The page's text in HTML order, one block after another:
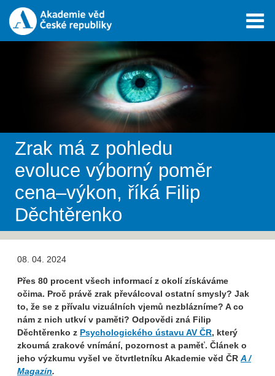
Zrak má z pohledu
evoluce výborný poměr
cena–výkon, říká Filip
Děchtěrenko
08. 04. 2024
Přes 80 procent všech informací z okolí získáváme
očima. Proč právě zrak převálcoval ostatní smysly? Jak
to, že se z přívalu vizuálních vjemů nezblázníme? A co
nám z nich utkví v paměti? Odpovědi zná Filip
Děchtěrenko z Psychologického ústavu AV ČR, který
zkoumá zrakové vnímání, pozornost a paměť. Článek o
jeho výzkumu vyšel ve čtvrtletníku Akademie věd ČR A /
Magazín.